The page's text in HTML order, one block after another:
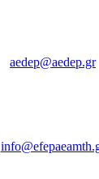
aedep@aedep.gr